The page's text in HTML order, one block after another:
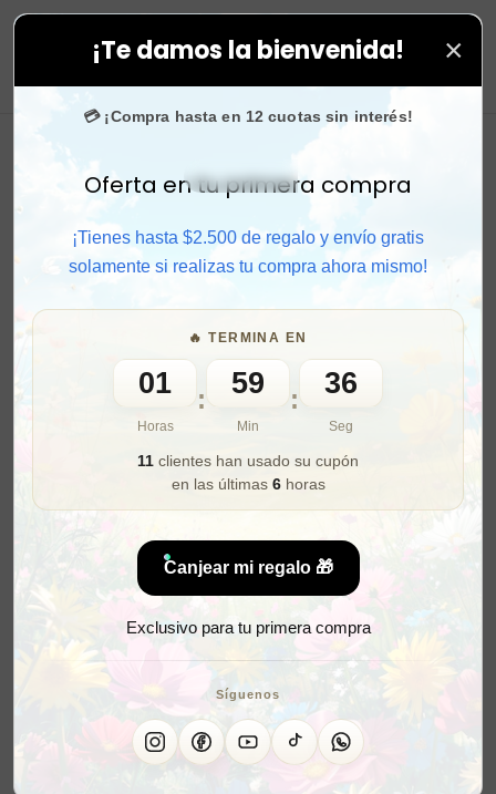
¡Te damos la bienvenida! ×
💳 ¡Compra hasta en 12 cuotas sin interés!
Activar sonido
Oferta en tu primera compra
¡Tienes hasta $2.500 de regalo y envío gratis
solamente si realizas tu compra ahora mismo!
🔥 TERMINA EN
01
Horas
: 59
Min
: 34
Seg
11 clientes han usado su cupón
en las últimas 6horas
Canjear mi regalo 🎁
Exclusivo para tu primera compra
Síguenos
y aprovecha. 💙 +50.000 fans enInstagram